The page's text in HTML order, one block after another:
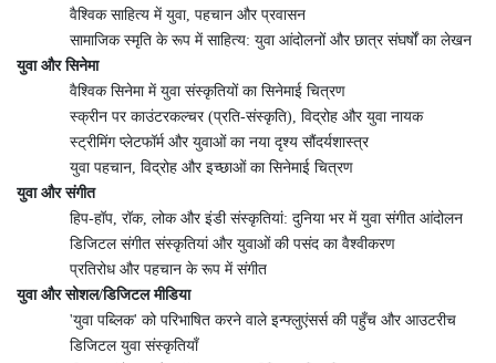
वैश्विक साहित्य में युवा, पहचान और प्रवासन
सामाजिक स्मृति के रूप में साहित्य: युवा आंदोलनों और छात्र संघर्षों का लेखन
युवा और सिनेमा
वैश्विक सिनेमा में युवा संस्कृतियों का सिनेमाई चित्रण
स्क्रीन पर काउंटरकल्चर (प्रति-संस्कृति), विद्रोह और युवा नायक
स्ट्रीमिंग प्लेटफॉर्म और युवाओं का नया दृश्य सौंदर्यशास्त्र
युवा पहचान, विद्रोह और इच्छाओं का सिनेमाई चित्रण
युवा और संगीत
हिप-हॉप, रॉक, लोक और इंडी संस्कृतियां: दुनिया भर में युवा संगीत आंदोलन
डिजिटल संगीत संस्कृतियां और युवाओं की पसंद का वैश्वीकरण
प्रतिरोध और पहचान के रूप में संगीत
युवा और सोशल/डिजिटल मीडिया
'युवा पब्लिक' को परिभाषित करने वाले इन्फ्लुएंसर्स की पहुँच और आउटरीच
डिजिटल युवा संस्कृतियाँ